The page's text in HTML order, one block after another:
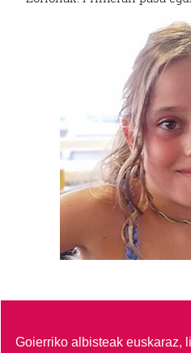
Goierriko albisteak euskaraz,